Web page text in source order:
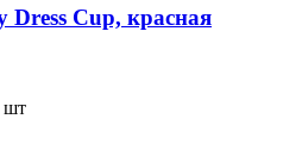
Cup, красная
шт